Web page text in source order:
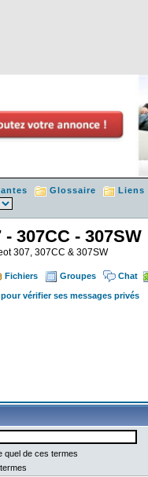
Glossaire Liens
307CC - 307SW
307, 307CC & 307SW
Fichiers Groupes Chat
vérifier ses messages privés
quel de ces termes